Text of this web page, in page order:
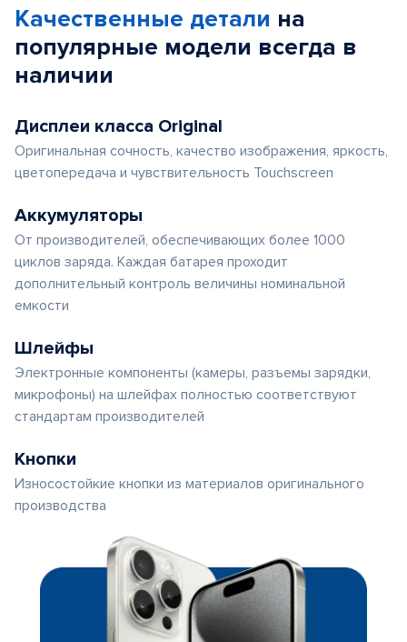
Качественные детали на
популярные модели всегда в
наличии
Дисплеи класса Original
Оригинальная сочность, качество изображения, яркость,
цветопередача и чувствительность Touchscreen
Аккумуляторы
От производителей, обеспечивающих более 1000
циклов заряда. Каждая батарея проходит
дополнительный контроль величины номинальной
емкости
Шлейфы
Электронные компоненты (камеры, разъемы зарядки,
микрофоны) на шлейфах полностью соответствуют
стандартам производителей
Кнопки
Износостойкие кнопки из материалов оригинального
производства